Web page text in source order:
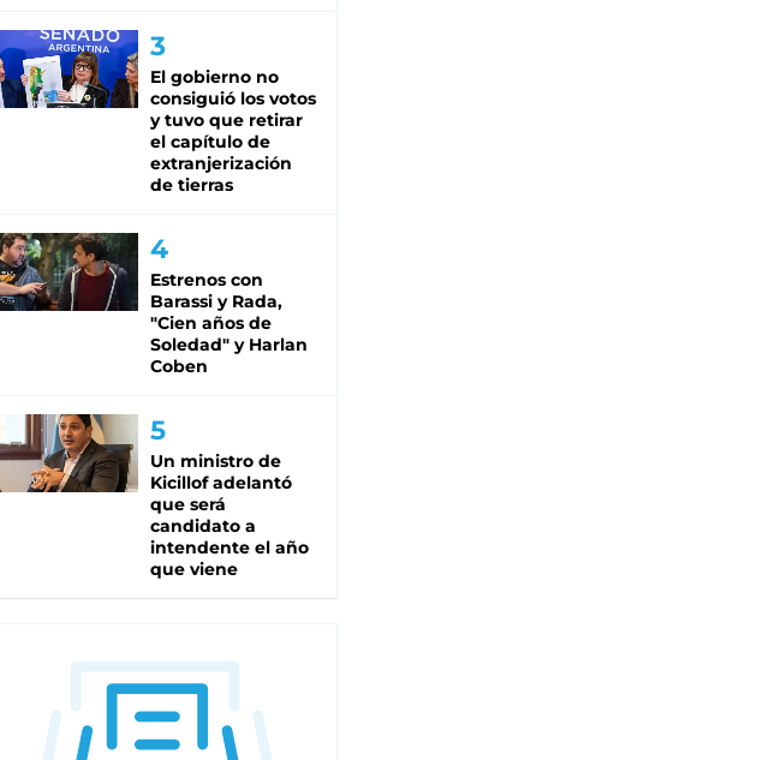
El gobierno no
consiguió los votos
y tuvo que retirar
el capítulo de
extranjerización
de tierras
Estrenos con
Barassi y Rada,
"Cien años de
Soledad" y Harlan
Coben
Un ministro de
Kicillof adelantó
que será
candidato a
intendente el año
que viene